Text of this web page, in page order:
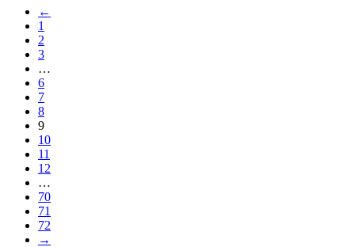
←
1
2
3
…
6
7
8
9
10
11
12
…
70
71
72
→